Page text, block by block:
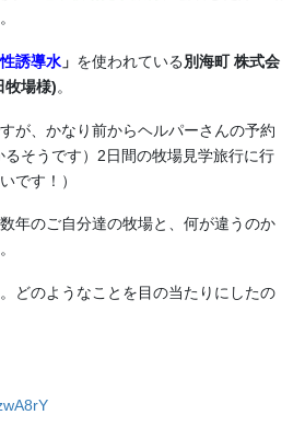
誘導水 」 を使われている別海町 株式会
牧場様)。
が、かなり前からヘルパーさんの予約
そうです）2日間の牧場見学旅行に行
です！）
年のご自分達の牧場と、何が違うのか
どのようなことを目の当たりにしたの